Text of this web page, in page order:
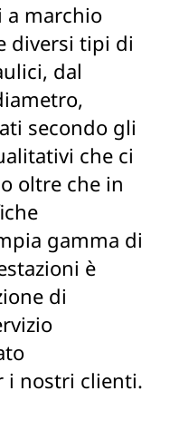
a marchio
diversi tipi di
dal
secondo gli
che ci
oltre che in
gamma di
è
di
i nostri clienti.